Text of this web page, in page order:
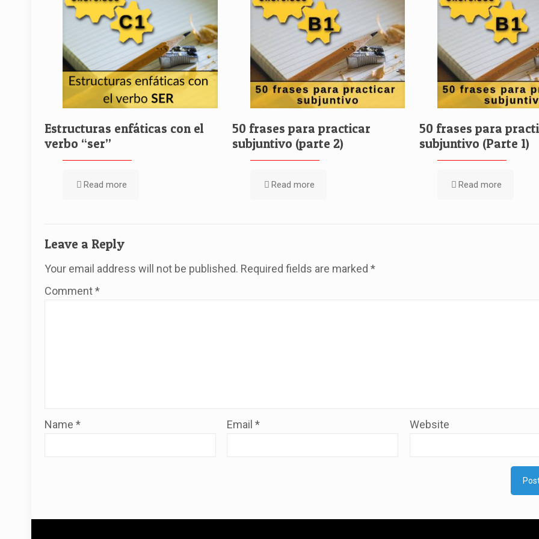
Estructuras enfáticas con el
verbo “ser”
Read more
50 frases para practicar
subjuntivo (parte 2)
Read more
50 frases para
subjuntivo (Parte 1)
Read more
Leave a Reply
Your email address will not be published. Required fields are marked *
Comment*
Name * Email* Website